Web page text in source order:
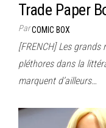
Trade Paper
ParCOMIC BOX
[FRENCH] Les grands
pléthores dans la
marquent d’ailleurs…